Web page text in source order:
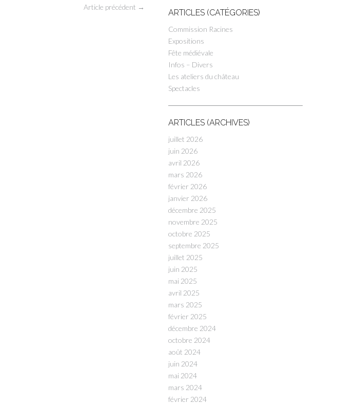
Article précédent →
ARTICLES (CATÉGORIES)
Commission Racines
Expositions
Fête médiévale
Infos – Divers
Les ateliers du château
Spectacles
ARTICLES (ARCHIVES)
juillet 2026
juin 2026
avril 2026
mars 2026
février 2026
janvier 2026
décembre 2025
novembre 2025
octobre 2025
septembre 2025
juillet 2025
juin 2025
mai 2025
avril 2025
mars 2025
février 2025
décembre 2024
octobre 2024
août 2024
juin 2024
mai 2024
mars 2024
février 2024